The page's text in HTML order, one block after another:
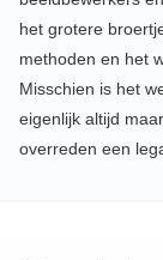
het grotere
methoden en het
Misschien is het
eigenlijk altijd
overreden een